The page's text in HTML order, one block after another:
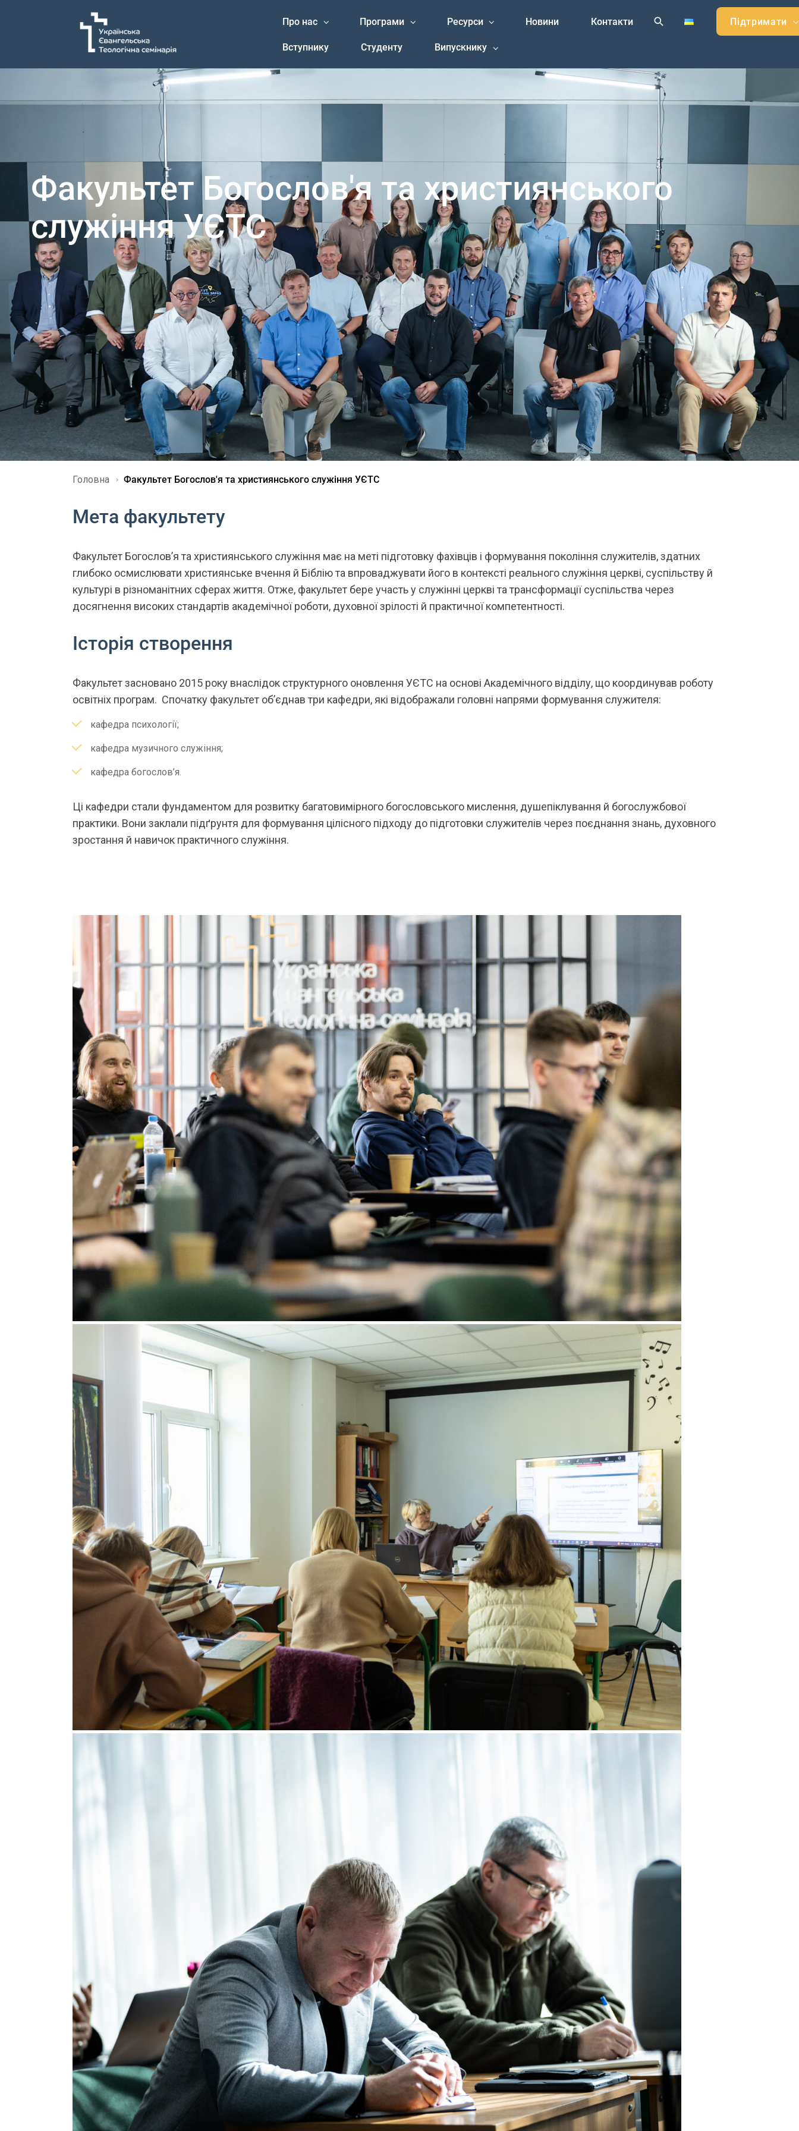
Про нас Програми Ресурси Новини Контакти Підтримати
Вступнику Студенту Випускнику
Факультет Богослов'я та християнського
служіння УЄТС
Головна Факультет Богослов'я та християнського служіння УЄТС
Мета факультету
Факультет Богослов’я та християнського служіння має на меті підготовку фахівців і формування покоління служителів, здатних
глибоко осмислювати християнське вчення й Біблію та впроваджувати його в контексті реального служіння церкві, суспільству й
культурі в різноманітних сферах життя. Отже, факультет бере участь у служінні церкві та трансформації суспільства через
досягнення високих стандартів академічної роботи, духовної зрілості й практичної компетентності.
Історія створення
Факультет засновано 2015 року внаслідок структурного оновлення УЄТС на основі Академічного відділу, що координував роботу
освітніх програм. Спочатку факультет об’єднав три кафедри, які відображали головні напрями формування служителя:
кафедра психології;
кафедра музичного служіння;
кафедра богослов’я.
Ці кафедри стали фундаментом для розвитку багатовимірного богословського мислення, душепіклування й богослужбової
практики. Вони заклали підґрунтя для формування цілісного підходу до підготовки служителів через поєднання знань, духовного
зростання й навичок практичного служіння.